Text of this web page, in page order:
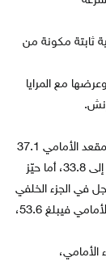
ثابتة مكونة من
السيارة 165 إنش، وارتفاعها 53.3، وعرضها مع المرايا
تبلغ قياسات السيارة الداخلية لحيّز الرأس في المقعد الأمامي 37.1
إنش، أما حيز الرأس في المقعد الخلفي فيصل إلى 33.8، أما حيّز
فيبلغ 41.1، وحيّز الأرجل في الجزء الخلفي
فيبلغ 28.9، بالنسبة لحيّز الكتفين في المقعد الأمامي فيبلغ 53.6،